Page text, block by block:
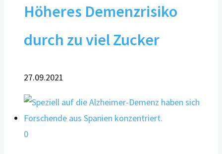
Höheres Demenzrisiko
durch zu viel Zucker
27.09.2021
0